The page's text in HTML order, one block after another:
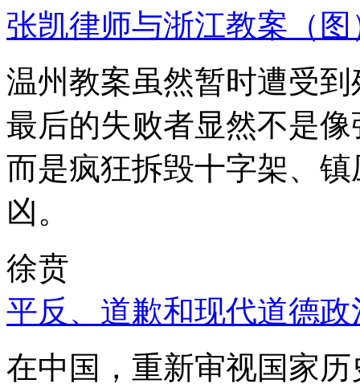
张凯律师与浙江教案（图
温州教案虽然暂时遭受
最后的失败者显然不是
而是疯狂拆毁十字架、
凶。
徐贲
平反、道歉和现代道德政
在中国，重新审视国家